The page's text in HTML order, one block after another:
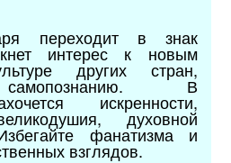
переходит в знак
интерес к новым
других стран,
В
искренности,
духовной
фанатизма и
взглядов.